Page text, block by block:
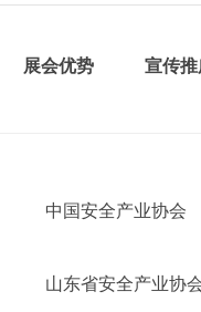
展会优势 宣传推
中国安全产业协会
山东省安全产业协